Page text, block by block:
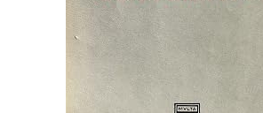
SCHLIESSEN